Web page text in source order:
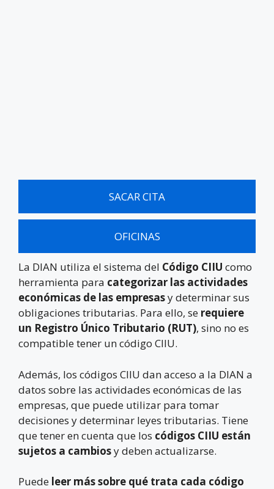
SACAR CITA
OFICINAS
La DIAN utiliza el sistema del Código CIIU como
herramienta para categorizar las actividades
económicas de las empresasy determinar sus
obligaciones tributarias. Para ello, se requiere
un Registro Único Tributario (RUT), sino no es
compatible tener un código CIIU.
Además, los códigos CIIU dan acceso a la DIAN a
datos sobre las actividades económicas de las
empresas, que puede utilizar para tomar
decisiones y determinar leyes tributarias. Tiene
que tener en cuenta que los códigos CIIU están
sujetos a cambiosy deben actualizarse.
Puede leer más sobre qué trata cada código